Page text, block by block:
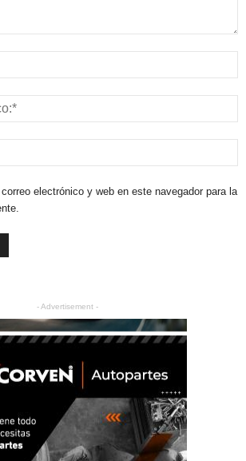
electrónico y web en este navegador para la
- Advertisement -